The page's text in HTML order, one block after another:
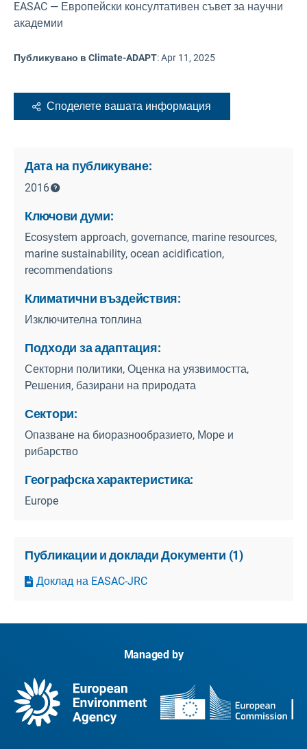
EASAC — Европейски консултативен съвет за научни
академии
Публикувано в Climate-ADAPT:Apr 11, 2025
Споделете вашата информация
Дата на публикуване:
2016
Ключови думи:
Ecosystem approach, governance, marine resources,
marine sustainability, ocean acidification,
recommendations
Климатични въздействия:
Изключителна топлина
Подходи за адаптация:
Секторни политики, Оценка на уязвимостта,
Решения, базирани на природата
Сектори:
Опазване на биоразнообразието, Море и
рибарство
Географска характеристика:
Europe
Публикации и доклади Документи (1)
Доклад на EASAC-JRC
Managed by